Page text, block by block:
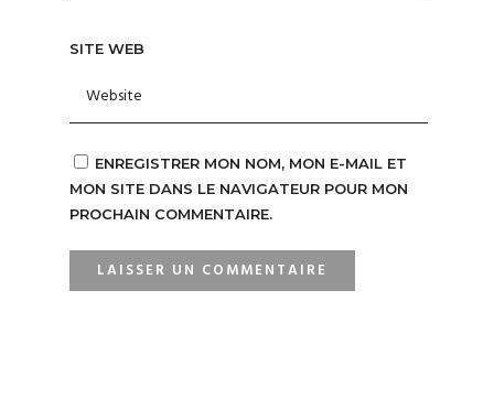
SITE WEB
ENREGISTRER MON NOM, MON E-MAIL ET
MON SITE DANS LE NAVIGATEUR POUR MON
PROCHAIN COMMENTAIRE.